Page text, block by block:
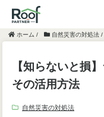
ホーム / 自然災害の対処法 /
【知らないと損
その活用方法
自然災害の対処法